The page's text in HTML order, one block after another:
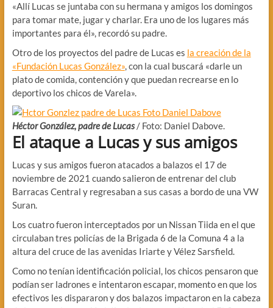
«Allí Lucas se juntaba con su hermana y amigos los domingos
para tomar mate, jugar y charlar. Era uno de los lugares más
importantes para él», recordó su padre.
Otro de los proyectos del padre de Lucas es la creación de la
«Fundación Lucas González», con la cual buscará «darle un
plato de comida, contención y que puedan recrearse en lo
deportivo los chicos de Varela».
Héctor González, padre de Lucas/ Foto: Daniel Dabove.
El ataque a Lucas y sus amigos
Lucas y sus amigos fueron atacados a balazos el 17 de
noviembre de 2021 cuando salieron de entrenar del club
Barracas Central y regresaban a sus casas a bordo de una VW
Suran.
Los cuatro fueron interceptados por un Nissan Tiida en el que
circulaban tres policías de la Brigada 6 de la Comuna 4 a la
altura del cruce de las avenidas Iriarte y Vélez Sarsfield.
Como no tenían identificación policial, los chicos pensaron que
podían ser ladrones e intentaron escapar, momento en que los
efectivos les dispararon y dos balazos impactaron en la cabeza